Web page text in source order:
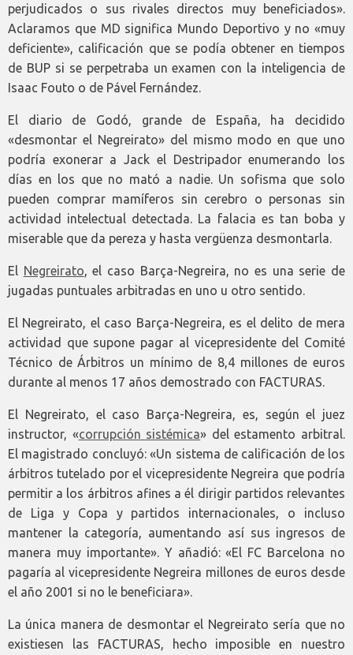
perjudicados o sus rivales directos muy beneficiados».
Aclaramos que MD significa Mundo Deportivo y no «muy
deficiente», calificación que se podía obtener en tiempos
de BUP si se perpetraba un examen con la inteligencia de
Isaac Fouto o de Pável Fernández.
El diario de Godó, grande de España, ha decidido
«desmontar el Negreirato» del mismo modo en que uno
podría exonerar a Jack el Destripador enumerando los
días en los que no mató a nadie. Un sofisma que solo
pueden comprar mamíferos sin cerebro o personas sin
actividad intelectual detectada. La falacia es tan boba y
miserable que da pereza y hasta vergüenza desmontarla.
El Negreirato, el caso Barça-Negreira, no es una serie de
jugadas puntuales arbitradas en uno u otro sentido.
El Negreirato, el caso Barça-Negreira, es el delito de mera
actividad que supone pagar al vicepresidente del Comité
Técnico de Árbitros un mínimo de 8,4 millones de euros
durante al menos 17 años demostrado con FACTURAS.
El Negreirato, el caso Barça-Negreira, es, según el juez
instructor, «corrupción sistémica» del estamento arbitral.
El magistrado concluyó: «Un sistema de calificación de los
árbitros tutelado por el vicepresidente Negreira que podría
permitir a los árbitros afines a él dirigir partidos relevantes
de Liga y Copa y partidos internacionales, o incluso
mantener la categoría, aumentando así sus ingresos de
manera muy importante». Y añadió: «El FC Barcelona no
pagaría al vicepresidente Negreira millones de euros desde
el año 2001 si no le beneficiara».
La única manera de desmontar el Negreirato sería que no
existiesen las FACTURAS, hecho imposible en nuestro